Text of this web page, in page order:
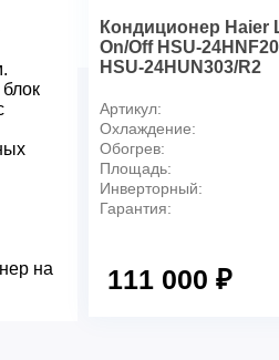
на
Вес нетто, НБ, кг
Кондиционер Haier
On/Off HSU-
HSU-24HUN303/R2
Артикул:
Охлаждение:
Обогрев:
Площадь:
Инверторный:
Гарантия:
111 000 ₽